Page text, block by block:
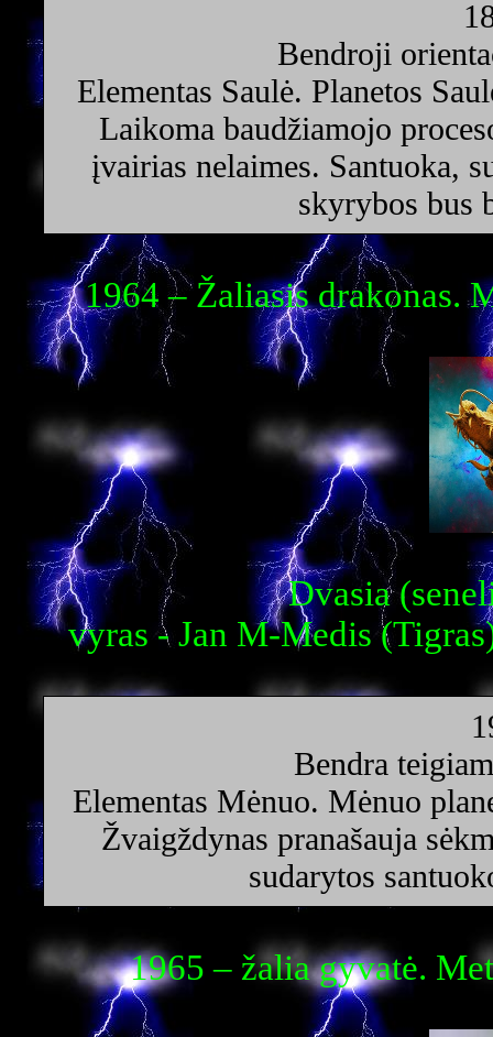
Bendroji
Elementas Saulė. Planetos
Laikoma baudžiamojo
įvairias nelaimes. Santuoka,
skyrybos bus
1964 – Žaliasis drakonas.
Dvasia
vyras - Jan M-Medis
Bendra
Elementas Mėnuo. Mėnuo
Žvaigždynas pranašauja
sudarytos
1965 – žalia gyvatė.